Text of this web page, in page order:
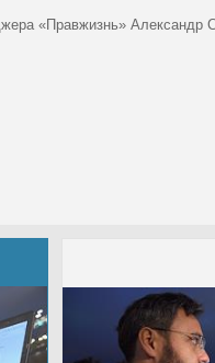
«Правжизнь» Александр